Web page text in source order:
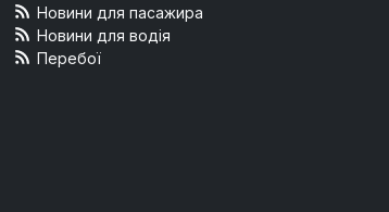
Новини для пасажира
Новини для водія
Перебої